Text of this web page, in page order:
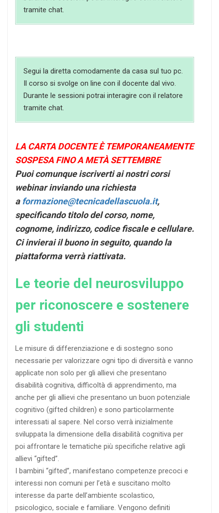
tramite chat.
Segui la diretta comodamente da casa sul tuo pc.
Il corso si svolge on line con il docente dal vivo.
Durante le sessioni potrai interagire con il relatore
tramite chat.
LA CARTA DOCENTE È TEMPORANEAMENTE
SOSPESA FINO A METÀ SETTEMBRE
Puoi comunque iscriverti ai nostri corsi
webinar inviando una richiesta
a formazione@tecnicadellascuola.it,
specificando titolo del corso, nome,
cognome, indirizzo, codice fiscale e cellulare.
Ci invierai il buono in seguito, quando la
piattaforma verrà riattivata.
Le teorie del neurosviluppo
per riconoscere e sostenere
gli studenti
Le misure di differenziazione e di sostegno sono
necessarie per valorizzare ogni tipo di diversità e vanno
applicate non solo per gli allievi che presentano
disabilità cognitiva, difficoltà di apprendimento, ma
anche per gli allievi che presentano un buon potenziale
cognitivo (gifted children) e sono particolarmente
interessati al sapere. Nel corso verrà inizialmente
sviluppata la dimensione della disabilità cognitiva per
poi affrontare le tematiche più specifiche relative agli
allievi “gifted”.
I bambini “gifted”, manifestano competenze precoci e
interessi non comuni per l’età e suscitano molto
interesse da parte dell’ambiente scolastico,
psicologico, sociale e familiare. Vengono definiti